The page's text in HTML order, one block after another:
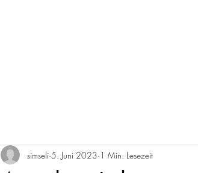
simseli 5. Juni 2023 1 Min. Lesezeit